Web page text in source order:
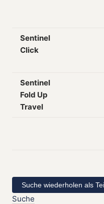
Sentinel
Click
Sentinel
Fold Up
Travel
Suche